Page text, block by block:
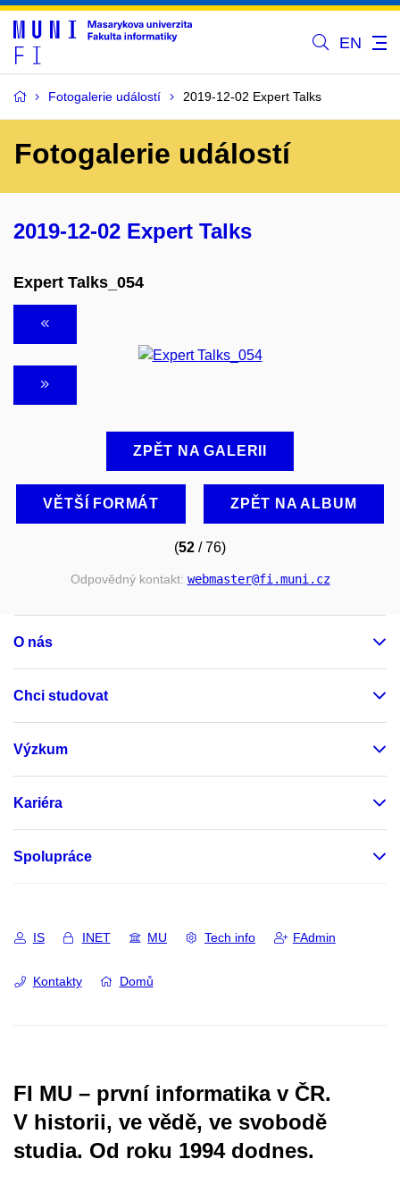
EN
Fotogalerie událostí 2019-12-02 Expert Talks
Fotogalerie událostí
2019-12-02 Expert Talks
Expert Talks_054
ZPĚT NA GALERII
VĚTŠÍ FORMÁT ZPĚT NA ALBUM
(52 / 76)
Odpovědný kontakt: webmaster@fi.muni.cz
O nás
Chci studovat
Výzkum
Kariéra
Spolupráce
IS INET MU Tech info FAdmin
Kontakty Domů
FI MU – první informatika v ČR.
V historii, ve vědě, ve svobodě
studia. Od roku 1994 dodnes.